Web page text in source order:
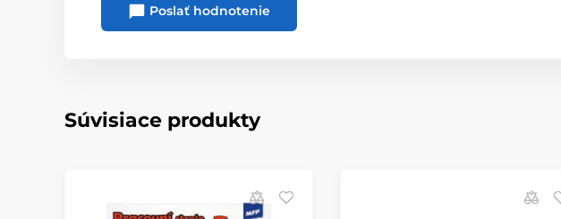
Poslať hodnotenie
Súvisiace produkty